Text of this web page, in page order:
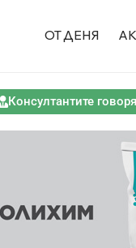
ОТ ДЕНЯ
Консултантите